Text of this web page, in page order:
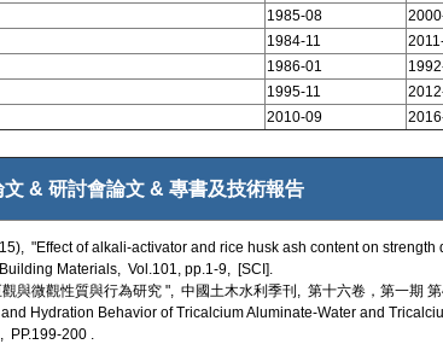
1985-08
1984-11
1986-01
1995-11
2010-09
文 & 研討會論文 & 專書及技術報告
"Effect of alkali-activator and rice husk ash content on
Materials, Vol.101, pp.1-9, [SCI].
與微觀性質與行為研究 ", 中國土木水利季刊, 第十六卷，第一期
Hydration Behavior of Tricalcium Aluminate-Water and
PP.199-200 .